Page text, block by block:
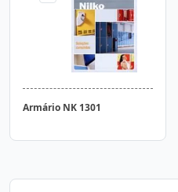
Armário NK 1301